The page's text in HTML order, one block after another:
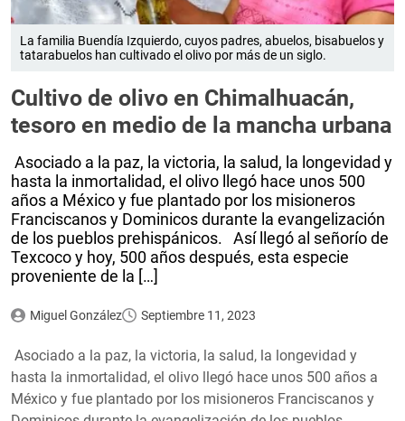
La familia Buendía Izquierdo, cuyos padres, abuelos, bisabuelos y
tatarabuelos han cultivado el olivo por más de un siglo.
Cultivo de olivo en Chimalhuacán,
tesoro en medio de la mancha urbana
Asociado a la paz, la victoria, la salud, la longevidad y
hasta la inmortalidad, el olivo llegó hace unos 500
años a México y fue plantado por los misioneros
Franciscanos y Dominicos durante la evangelización
de los pueblos prehispánicos. Así llegó al señorío de
Texcoco y hoy, 500 años después, esta especie
proveniente de la […]
Miguel González Septiembre 11, 2023
Asociado a la paz, la victoria, la salud, la longevidad y
hasta la inmortalidad, el olivo llegó hace unos 500 años a
México y fue plantado por los misioneros Franciscanos y